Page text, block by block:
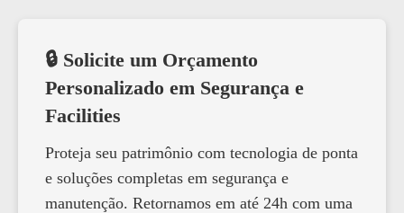
🔒 Solicite um Orçamento
Personalizado em Segurança e
Facilities
Proteja seu patrimônio com tecnologia de ponta
e soluções completas em segurança e
manutenção. Retornamos em até 24h com uma